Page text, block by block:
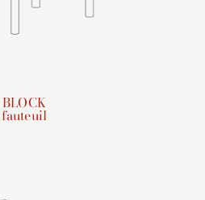
BLOCK
fauteuil